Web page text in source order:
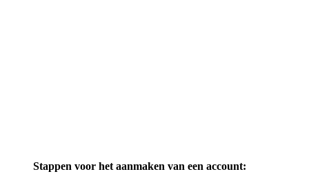
Stappen voor het aanmaken van een account: